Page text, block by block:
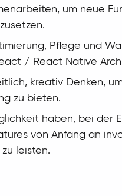
um neue
Pflege und
/ React Native
kreativ Denken,
zu bieten.
haben, bei der
von Anfang an
leisten.